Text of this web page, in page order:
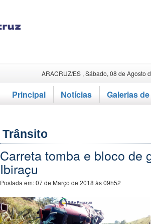
ARACRUZ/ES , Sábado, 08 de Agosto
Principal Notícias Galerias
Trânsito
Carreta tomba e bloco de
Ibiraçu
Postada em:07 de Março de 2018 às 09h52